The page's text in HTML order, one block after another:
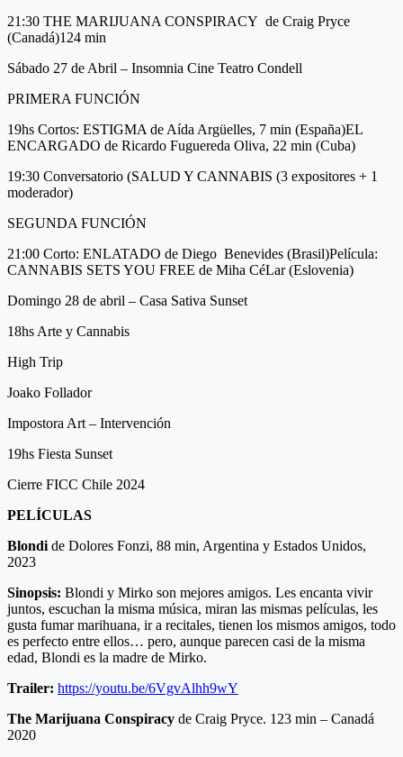
21:30 THE MARIJUANA CONSPIRACY de Craig Pryce
(Canadá)124 min
Sábado 27 de Abril – Insomnia Cine Teatro Condell
PRIMERA FUNCIÓN
19hs Cortos: ESTIGMA de Aída Argüelles, 7 min (España)EL
ENCARGADO de Ricardo Fuguereda Oliva, 22 min (Cuba)
19:30 Conversatorio (SALUD Y CANNABIS (3 expositores + 1
moderador)
SEGUNDA FUNCIÓN
21:00 Corto: ENLATADO de Diego Benevides (Brasil)Película:
CANNABIS SETS YOU FREE de Miha CéLar (Eslovenia)
Domingo 28 de abril – Casa Sativa Sunset
18hs Arte y Cannabis
High Trip
Joako Follador
Impostora Art – Intervención
19hs Fiesta Sunset
Cierre FICC Chile 2024
PELÍCULAS
Blondi de Dolores Fonzi, 88 min, Argentina y Estados Unidos,
2023
Sinopsis: Blondi y Mirko son mejores amigos. Les encanta vivir
juntos, escuchan la misma música, miran las mismas películas, les
gusta fumar marihuana, ir a recitales, tienen los mismos amigos, todo
es perfecto entre ellos… pero, aunque parecen casi de la misma
edad, Blondi es la madre de Mirko.
Trailer: https://youtu.be/6VgvAlhh9wY
The Marijuana Conspiracy de Craig Pryce. 123 min – Canadá
2020